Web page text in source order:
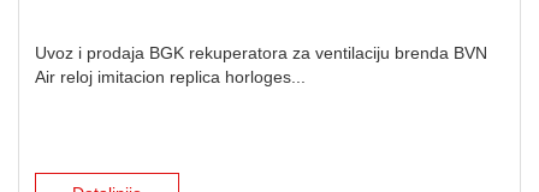
Uvoz i prodaja BGK rekuperatora za ventilaciju brenda BVN
Air reloj imitacion replica horloges...